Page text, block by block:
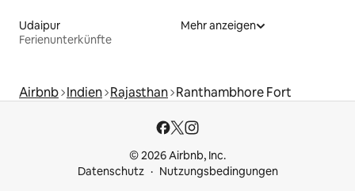
Udaipur
Ferienunterkünfte
Mehr anzeigen
Airbnb Indien Rajasthan Ranthambhore Fort
© 2026 Airbnb, Inc.
Datenschutz
Nutzungsbedingungen